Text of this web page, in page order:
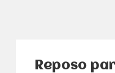
Reposo